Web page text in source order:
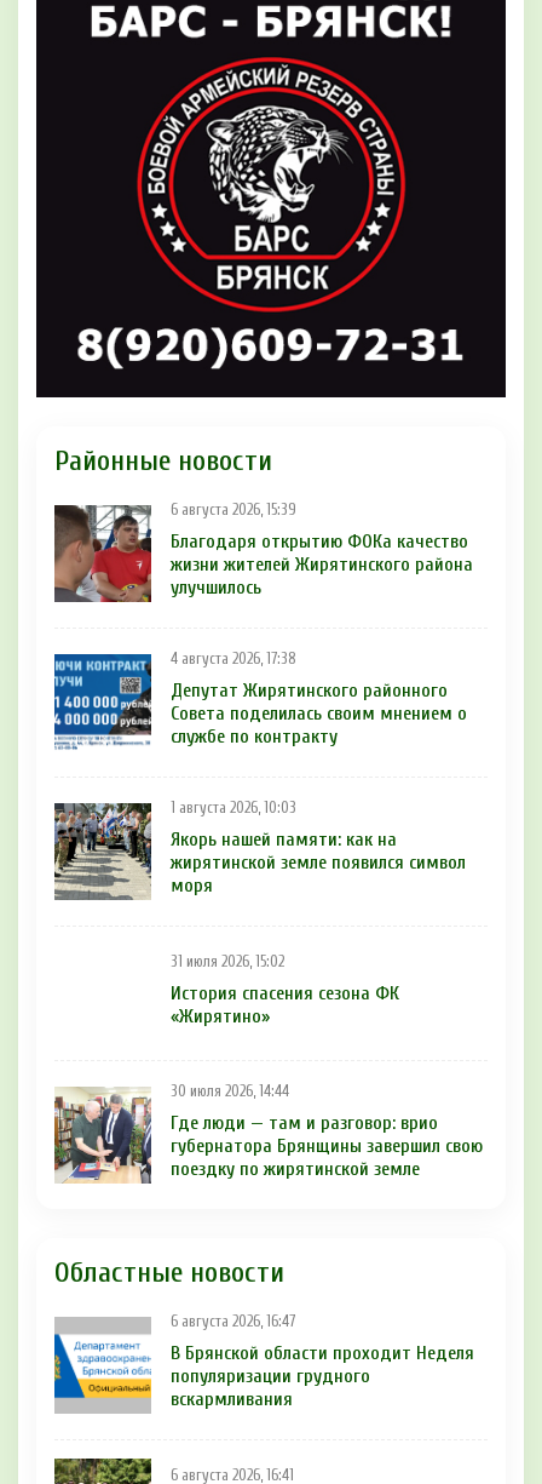
Районные новости
6 августа 2026, 15:39
Благодаря открытию ФОКа качество
жизни жителей Жирятинского района
улучшилось
4 августа 2026, 17:38
Депутат Жирятинского районного
Совета поделилась своим мнением о
службе по контракту
1 августа 2026, 10:03
Якорь нашей памяти: как на
жирятинской земле появился символ
моря
31 июля 2026, 15:02
История спасения сезона ФК
«Жирятино»
30 июля 2026, 14:44
Где люди — там и разговор: врио
губернатора Брянщины завершил свою
поездку по жирятинской земле
Областные новости
6 августа 2026, 16:47
В Брянской области проходит Неделя
популяризации грудного
вскармливания
6 августа 2026, 16:41